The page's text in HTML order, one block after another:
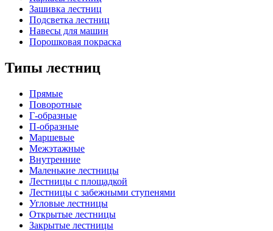
Зашивка лестниц
Подсветка лестниц
Навесы для машин
Порошковая покраска
Типы лестниц
Прямые
Поворотные
Г-образные
П-образные
Маршевые
Межэтажные
Внутренние
Маленькие лестницы
Лестницы с площадкой
Лестницы с забежными ступенями
Угловые лестницы
Открытые лестницы
Закрытые лестницы